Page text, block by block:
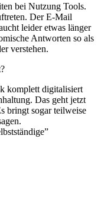
bei Nutzung Tools.
Der E-Mail
leider etwas länger
Antworten so als
verstehen.
komplett digitalisiert
Das geht jetzt
bringt sogar teilweise